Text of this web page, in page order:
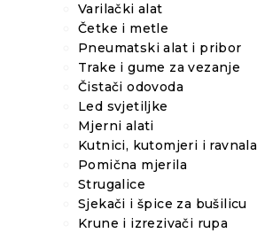
Varilački alat
Četke i metle
Pneumatski alat i pribor
Trake i gume za vezanje
Čistači odovoda
Led svjetiljke
Mjerni alati
Kutnici, kutomjeri i ravnala
Pomična mjerila
Strugalice
Sjekači i špice za bušilicu
Krune i izrezivači rupa